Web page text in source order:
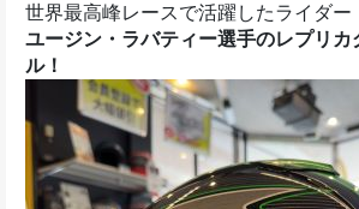
世界最高峰レースで活躍したライダー
ユージン・ラバティー選手のレプリカ
ル！